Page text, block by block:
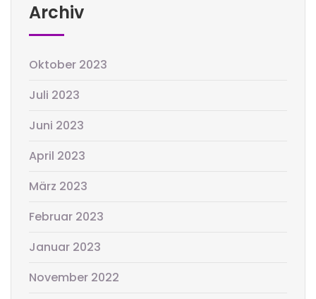
Archiv
Oktober 2023
Juli 2023
Juni 2023
April 2023
März 2023
Februar 2023
Januar 2023
November 2022